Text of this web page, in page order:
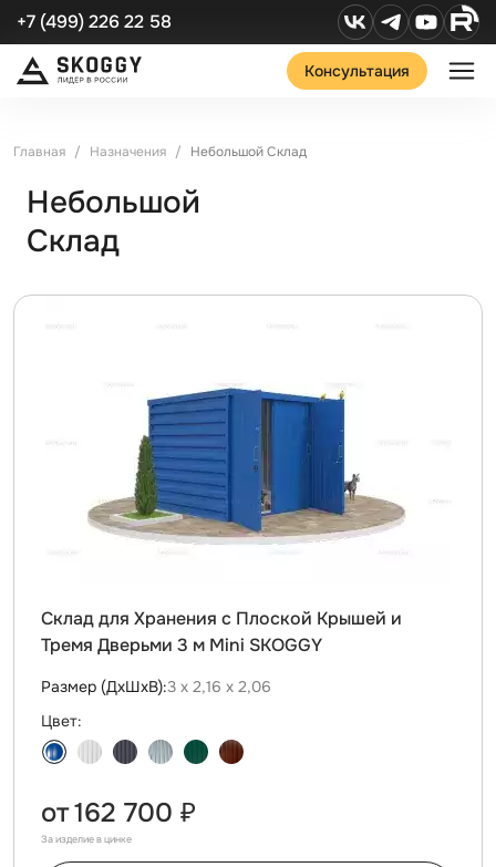
+7 (499) 226 22 58
Консультация
Главная Назначения Небольшой Склад
Небольшой
Склад
Склад для Хранения с Плоской Крышей и
Тремя Дверьми 3 м Mini SKOGGY
Размер (ДxШxВ):3 х 2,16 х 2,06
Цвет:
от162 700 ₽
За изделие в цинке